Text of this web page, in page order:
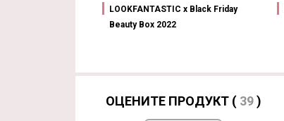
LOOKFANTASTIC x Black Friday
Beauty Box 2022
ОЦЕНИТЕ ПРОДУКТ ( 39)